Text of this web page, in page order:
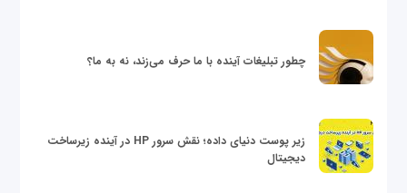
چطور تبلیغات آینده با ما حرف می‌زند، نه به ما؟
زیر پوست دنیای داده؛ نقش سرور HP در آینده زیرساخت
دیجیتال